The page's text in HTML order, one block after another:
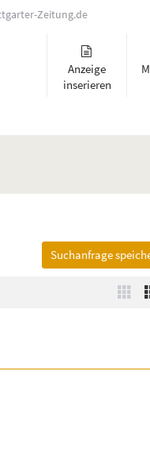
Zeitung.de
Anzeige
inserieren
zu öffnen. Mit Pfeil
Suchanfrage